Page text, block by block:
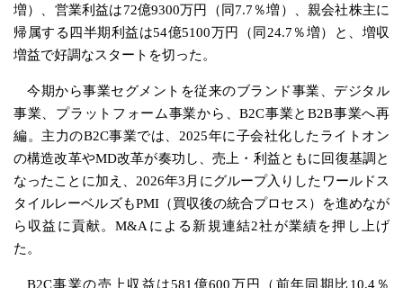
増）、営業利益は72億9300万円（同7.7％増）、親会社株主に
帰属する四半期利益は54億5100万円（同24.7％増）と、増収
増益で好調なスタートを切った。
今期から事業セグメントを従来のブランド事業、デジタル
事業、プラットフォーム事業から、B2C事業とB2B事業へ再
編。主力のB2C事業では、2025年に子会社化したライトオン
の構造改革やMD改革が奏功し、売上・利益ともに回復基調と
なったことに加え、2026年3月にグループ入りしたワールドス
タイルレーベルズもPMI（買収後の統合プロセス）を進めなが
ら収益に貢献。M&Aによる新規連結2社が業績を押し上げ
た。
B2C事業の売上収益は581億600万円（前年同期比10.4％